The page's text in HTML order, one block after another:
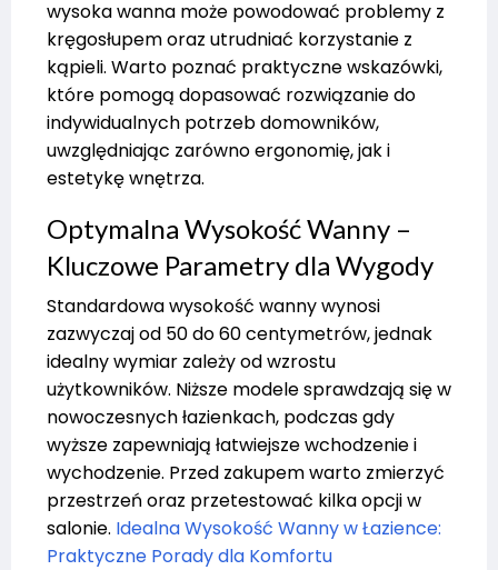
wysoka wanna może powodować problemy z
kręgosłupem oraz utrudniać korzystanie z
kąpieli. Warto poznać praktyczne wskazówki,
które pomogą dopasować rozwiązanie do
indywidualnych potrzeb domowników,
uwzględniając zarówno ergonomię, jak i
estetykę wnętrza.
Optymalna Wysokość Wanny –
Kluczowe Parametry dla Wygody
Standardowa wysokość wanny wynosi
zazwyczaj od 50 do 60 centymetrów, jednak
idealny wymiar zależy od wzrostu
użytkowników. Niższe modele sprawdzają się w
nowoczesnych łazienkach, podczas gdy
wyższe zapewniają łatwiejsze wchodzenie i
wychodzenie. Przed zakupem warto zmierzyć
przestrzeń oraz przetestować kilka opcji w
salonie. Idealna Wysokość Wanny w Łazience:
Praktyczne Porady dla Komfortu